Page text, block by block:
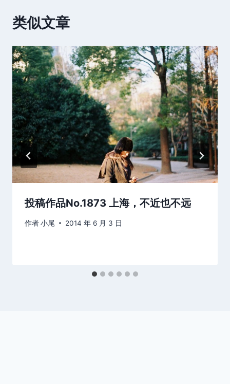
类似文章
投稿作品No.1873 上海，不近也不远
作者小尾 2014 年 6 月 3 日